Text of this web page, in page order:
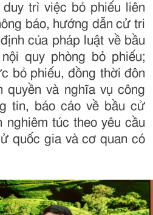
trì việc bỏ phiếu liên
báo, hướng dẫn cử tri
của pháp luật về bầu
quy phòng bỏ phiếu;
bỏ phiếu, đồng thời đôn
và nghĩa vụ công
tin, báo cáo về bầu cử
túc theo yêu cầu
quốc gia và cơ quan có